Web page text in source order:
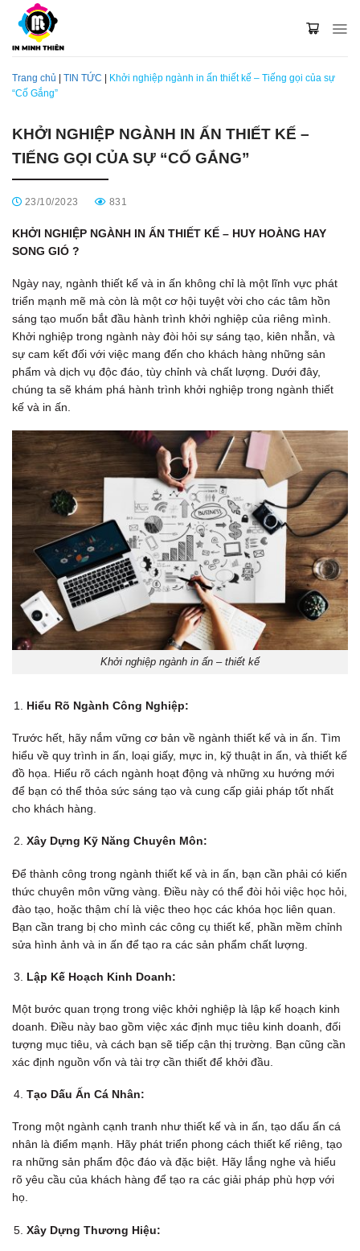
content
Trang chủ TIN TỨC
Khởi nghiệp ngành in ấn thiết kế – Tiếng gọi của sự
“Cố Gắng”
KHỞI NGHIỆP NGÀNH IN ẤN THIẾT KẾ –
TIẾNG GỌI CỦA SỰ “CỐ GẮNG”
23/10/2023 831
KHỞI NGHIỆP NGÀNH IN ẤN THIẾT KẾ – HUY HOÀNG HAY
SONG GIÓ ?
Ngày nay, ngành thiết kế và in ấn không chỉ là một lĩnh vực phát
triển mạnh mẽ mà còn là một cơ hội tuyệt vời cho các tâm hồn
sáng tạo muốn bắt đầu hành trình khởi nghiệp của riêng mình.
Khởi nghiệp trong ngành này đòi hỏi sự sáng tạo, kiên nhẫn, và
sự cam kết đối với việc mang đến cho khách hàng những sản
phẩm và dịch vụ độc đáo, tùy chỉnh và chất lượng. Dưới đây,
chúng ta sẽ khám phá hành trình khởi nghiệp trong ngành thiết
kế và in ấn.
Khởi nghiệp ngành in ấn – thiết kế
Hiểu Rõ Ngành Công Nghiệp:
Trước hết, hãy nắm vững cơ bản về ngành thiết kế và in ấn. Tìm
hiểu về quy trình in ấn, loại giấy, mực in, kỹ thuật in ấn, và thiết kế
đồ họa. Hiểu rõ cách ngành hoạt động và những xu hướng mới
để bạn có thể thỏa sức sáng tạo và cung cấp giải pháp tốt nhất
cho khách hàng.
Xây Dựng Kỹ Năng Chuyên Môn:
Để thành công trong ngành thiết kế và in ấn, bạn cần phải có kiến
thức chuyên môn vững vàng. Điều này có thể đòi hỏi việc học hỏi,
đào tạo, hoặc thậm chí là việc theo học các khóa học liên quan.
Bạn cần trang bị cho mình các công cụ thiết kế, phần mềm chỉnh
sửa hình ảnh và in ấn để tạo ra các sản phẩm chất lượng.
Lập Kế Hoạch Kinh Doanh:
Một bước quan trọng trong việc khởi nghiệp là lập kế hoạch kinh
doanh. Điều này bao gồm việc xác định mục tiêu kinh doanh, đối
tượng mục tiêu, và cách bạn sẽ tiếp cận thị trường. Bạn cũng cần
xác định nguồn vốn và tài trợ cần thiết để khởi đầu.
Tạo Dấu Ấn Cá Nhân:
Trong một ngành cạnh tranh như thiết kế và in ấn, tạo dấu ấn cá
nhân là điểm mạnh. Hãy phát triển phong cách thiết kế riêng, tạo
ra những sản phẩm độc đáo và đặc biệt. Hãy lắng nghe và hiểu
rõ yêu cầu của khách hàng để tạo ra các giải pháp phù hợp với
họ.
Xây Dựng Thương Hiệu: